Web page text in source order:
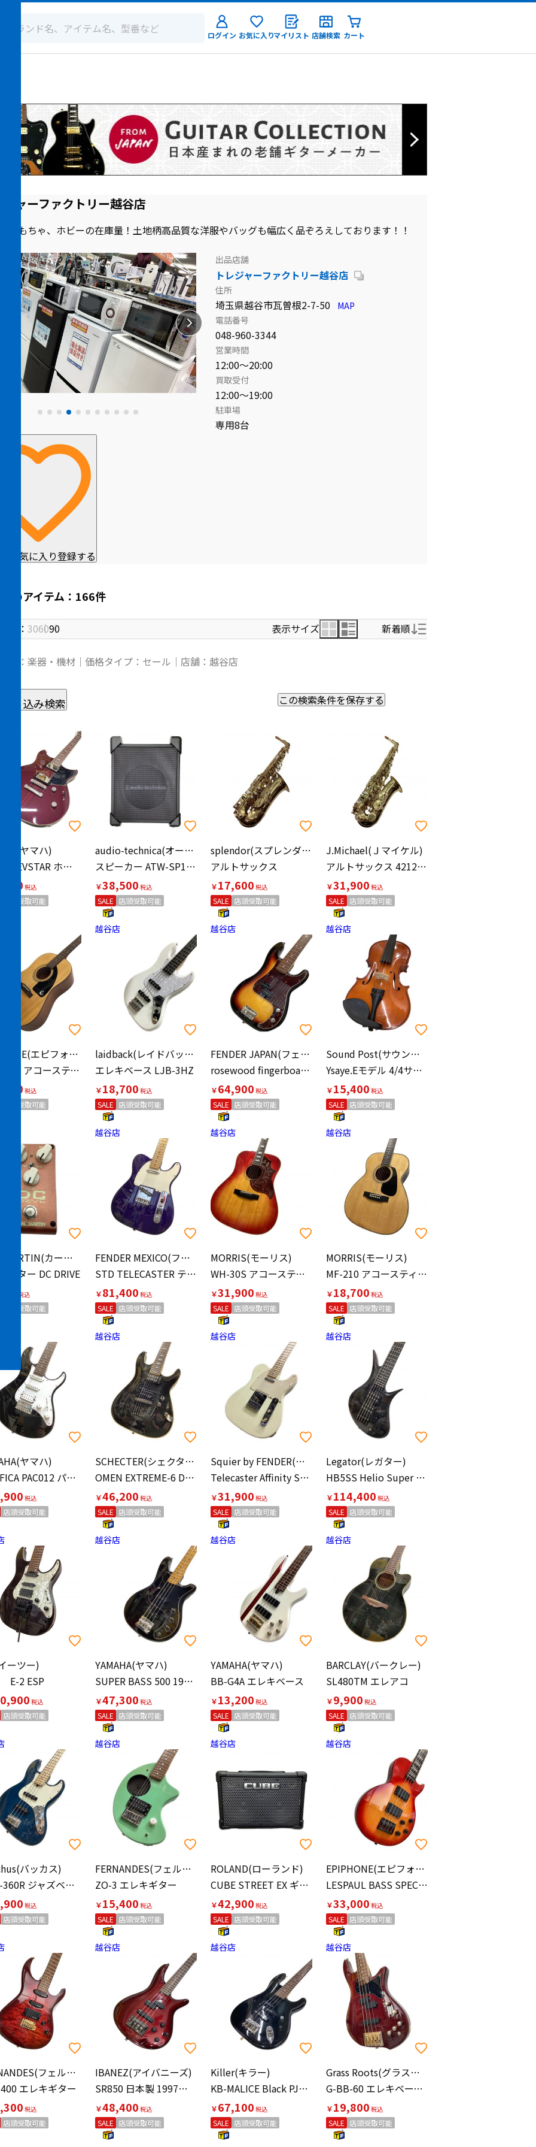
ログイン お気に入りマイリスト 店舗検索 カート
ジャーファクトリー越谷店
はおもちゃ、ホビーの在庫量！土地柄高品質な洋服やバッグも幅広く品ぞろえしております！！
をお気に入り登録する
出品店舗
トレジャーファクトリー越谷店
住所
埼玉県越谷市瓦曽根2-7-50
MAP
電話番号
048-960-3344
営業時間
12:00～20:00
買取受付
12:00～19:00
駐車場
専用8台
中のアイテム：166件
数： 306090 表示サイズ 新着順
価格の高い順
ゴリ：楽器・機材｜価格タイプ：セール｜店舗：越谷店
絞り込み検索 この検索条件を保存する
ヤマハ)
RSS20 REVSTAR ホットメルロー エレキギター
店頭受取可能
audio-technica(オーディオテクニカ)
スピーカー ATW-SP1910 ATW-T190BP/AT829H/P
￥38,500
SALE 店頭受取可能
越谷店
splendor(スプレンダー)
アルトサックス
￥17,600
SALE 店頭受取可能
越谷店
J.Michael(Ｊマイケル)
アルトサックス 4212 ※現状販売品
￥31,900
SALE 店頭受取可能
越谷店
EPIPHONE(エピフォン)
AJ-100/N アコースティックギター
店頭受取可能
laidback(レイドバック)
エレキベース LJB-3HZ
￥18,700
SALE 店頭受取可能
越谷店
FENDER JAPAN(フェンダージャパン)
rosewood fingerboard プレシジョンベース エレキベース Traditional 60s
￥64,900
SALE 店頭受取可能
越谷店
Sound Post(サウンドポスト)
Ysaye.Eモデル 4/4サイズ バイオリン メイプルリーフ
￥15,400
SALE 店頭受取可能
越谷店
CARL MARTIN(カール・マーティン)
ェクター DC DRIVE
店頭受取可能
FENDER MEXICO(フェンダーメキシコ)
STD TELECASTER テレキャスター エレキギター 2001年製
￥81,400
SALE 店頭受取可能
越谷店
MORRIS(モーリス)
WH-30S アコースティックギター
￥31,900
SALE 店頭受取可能
越谷店
MORRIS(モーリス)
MF-210 アコースティックギター
￥18,700
SALE 店頭受取可能
越谷店
ヤマハ)
PACIFICA PAC012 パシフィカ エレキギター
店頭受取可能
SCHECTER(シェクター)
OMEN EXTREME-6 DIAMON エレキギター
￥46,200
SALE 店頭受取可能
越谷店
Squier by FENDER(スクワイヤー バイ フェンダー)
Telecaster Affinity Series テレキャスター エレキギター
￥31,900
SALE 店頭受取可能
越谷店
Legator(レガター)
HB5SS Helio Super Shred エレキベース
￥114,400
SALE 店頭受取可能
越谷店
ーツー)
E-2 ESP
店頭受取可能
YAMAHA(ヤマハ)
SUPER BASS 500 1981年製 エレキベース
￥47,300
SALE 店頭受取可能
越谷店
YAMAHA(ヤマハ)
BB-G4A エレキベース
￥13,200
SALE 店頭受取可能
越谷店
BARCLAY(バークレー)
SL480TM エレアコ
￥9,900
SALE 店頭受取可能
越谷店
バッカス)
WJB-360R ジャズベタイプ
店頭受取可能
FERNANDES(フェルナンデス)
ZO-3 エレキギター
￥15,400
SALE 店頭受取可能
越谷店
ROLAND(ローランド)
CUBE STREET EX ギターアンプ
￥42,900
SALE 店頭受取可能
越谷店
EPIPHONE(エピフォン)
LESPAUL BASS SPECIAL レスポール エレキベース
￥33,000
SALE 店頭受取可能
越谷店
FERNANDES(フェルナンデス)
エレキギター
店頭受取可能
IBANEZ(アイバニーズ)
SR850 日本製 1997年 エレキベース
￥48,400
SALE 店頭受取可能
Killer(キラー)
KB-MALICE Black PJタイプ エレキベース
￥67,100
SALE 店頭受取可能
Grass Roots(グラスルーツ)
G-BB-60 エレキベース 2018年製
￥19,800
SALE 店頭受取可能